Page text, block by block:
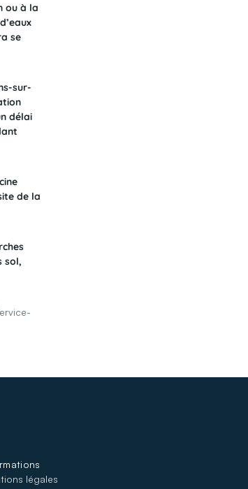
ou à la
se
sur-
délai
de la
sol,
légales